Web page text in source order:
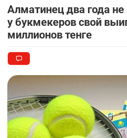
Алматинец два года
у букмекеров свой
миллионов тенге